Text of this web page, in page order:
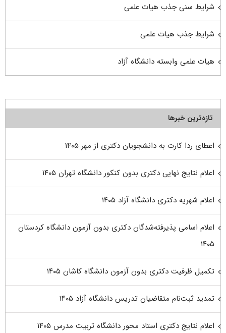
شرایط سنی جذب هیات علمی
شرایط جذب هیات علمی
هیات علمی وابسته دانشگاه آزاد
تازه‌ترین خبرها
اعطای ردا کارت به دانشجویان دکتری از مهر ۱۴۰۵
اعلام نتایج نهایی دکتری بدون کنکور دانشگاه تهران ۱۴۰۵
اعلام شهریه دکتری دانشگاه آزاد ۱۴۰۵
اعلام اسامی پذیرفته‌شدگان دکتری بدون آزمون دانشگاه کردستان
۱۴۰۵
تکمیل ظرفیت دکتری بدون آزمون دانشگاه کاشان ۱۴۰۵
تمدید ثبت‌نام متقاضیان تدریس دانشگاه آزاد ۱۴۰۵
اعلام نتایج دکتری استاد محور دانشگاه تربیت مدرس ۱۴۰۵